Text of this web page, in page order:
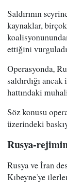
Saldırının
kaynaklar,
ettiğini
Operasyonda,
saldırdığı
hattındaki
Söz konusu
üzerindeki
Rusya-
Rusya ve İran
Kıbeyne'ye